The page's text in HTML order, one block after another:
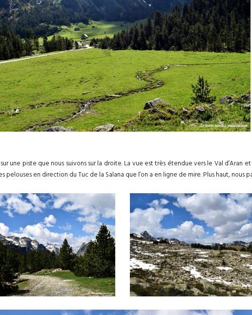
une piste que nous suivons sur la droite. La vue est très étendue vers le Val
pelouses en direction du Tuc de la Salana que l’on a en ligne de mire. Plus haut, nous